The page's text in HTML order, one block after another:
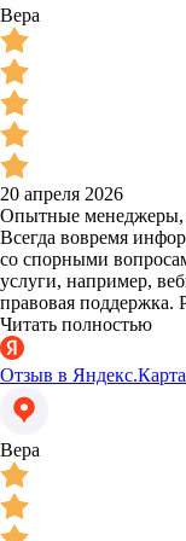
Вера
20 апреля 2026
Опытные менеджеры,
Всегда вовремя
со спорными
услуги, например,
правовая поддержка.
Читать полностью
Отзыв в
Вера